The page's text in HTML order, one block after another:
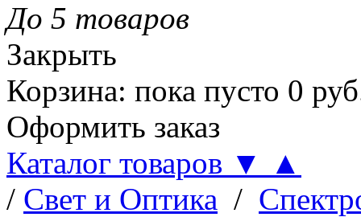
До 5 товаров
Закрыть
Корзина: пока пусто 0
Оформить заказ
Каталог товаров ▼
▲
/ Свет и Оптика /